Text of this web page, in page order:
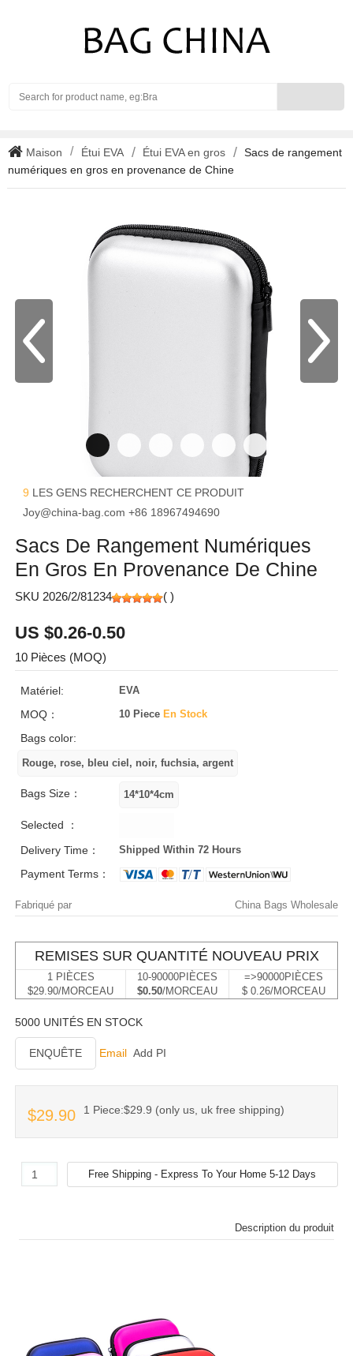
Maison Étui EVA Étui EVA en gros
Sacs de rangement
numériques en gros en provenance de Chine
9 LES GENS RECHERCHENT CE PRODUIT
Joy@china-bag.com +86 18967494690
Sacs De Rangement Numériques
En Gros En Provenance De Chine
SKU 2026/2/81234 ( )
US $0.26-0.50
10 Pièces (MOQ)
Matériel: EVA
MOQ： 10 Piece En Stock
Bags color:
Bags Size：
Selected ：
Delivery Time：
Shipped Within 72 Hours
Payment Terms：
Fabriqué par China Bags Wholesale
REMISES SUR QUANTITÉ NOUVEAU PRIX
1 PIÈCES
$29.90/MORCEAU
10-90000PIÈCES
$0.50/MORCEAU
=>90000PIÈCES
$ 0.26/MORCEAU
5000 UNITÉS EN STOCK
ENQUÊTE Email Add PI
$29.90 1 Piece:$29.9 (only us, uk free shipping)
Description du produit